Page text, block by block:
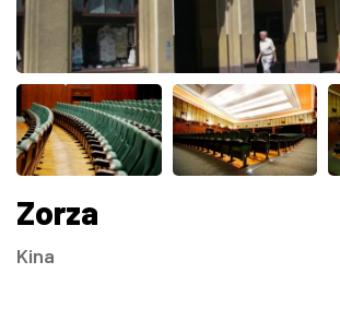
W RZESZOWIE
Zorza
Kina